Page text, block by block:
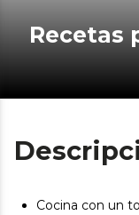
Recetas perfectas en menos
Cocina con un